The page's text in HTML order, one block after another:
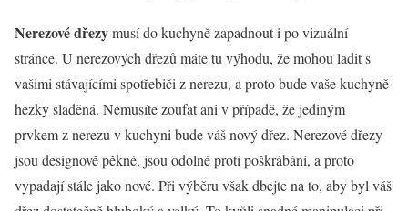
Nerezové dřezymusí do kuchyně zapadnout i po vizuální
stránce. U nerezových dřezů máte tu výhodu, že mohou ladit s
vašimi stávajícími spotřebiči z nerezu, a proto bude vaše kuchyně
hezky sladěná. Nemusíte zoufat ani v případě, že jediným
prvkem z nerezu v kuchyni bude váš nový dřez. Nerezové dřezy
jsou designově pěkné, jsou odolné proti poškrábání, a proto
vypadají stále jako nové. Při výběru však dbejte na to, aby byl váš